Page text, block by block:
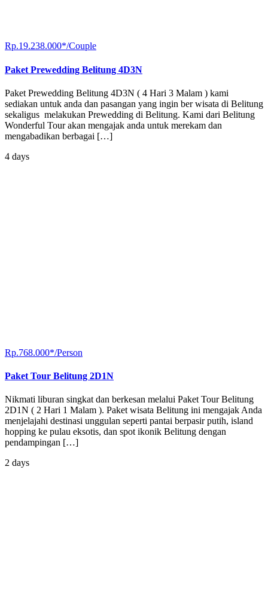
Rp.19.238.000*/Couple
Paket Prewedding Belitung 4D3N
Paket Prewedding Belitung 4D3N ( 4 Hari 3 Malam ) kami
sediakan untuk anda dan pasangan yang ingin ber wisata di Belitung
sekaligus melakukan Prewedding di Belitung. Kami dari Belitung
Wonderful Tour akan mengajak anda untuk merekam dan
mengabadikan berbagai […]
4 days
Rp.768.000*/Person
Paket Tour Belitung 2D1N
Nikmati liburan singkat dan berkesan melalui Paket Tour Belitung
2D1N ( 2 Hari 1 Malam ). Paket wisata Belitung ini mengajak Anda
menjelajahi destinasi unggulan seperti pantai berpasir putih, island
hopping ke pulau eksotis, dan spot ikonik Belitung dengan
pendampingan […]
2 days